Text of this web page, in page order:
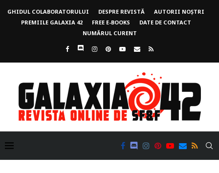
GHIDUL COLABORATORULUI DESPRE REVISTĂ
AUTORII NOȘTRI
PREMIILE GALAXIA 42
FREE E-BOOKS
DATE DE CONTACT
NUMĂRUL CURENT